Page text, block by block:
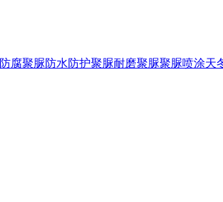
腐聚脲防水防护聚脲耐磨聚脲聚脲喷涂天